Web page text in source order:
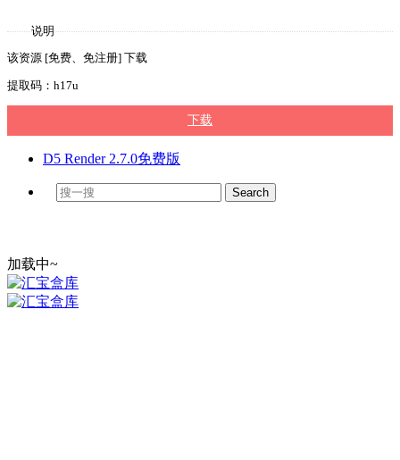
说明
该资源 [免费、免注册] 下载
提取码：h17u
下载
D5 Render 2.7.0免费版
加载中~